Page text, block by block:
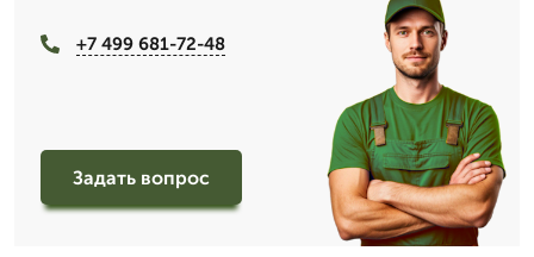
+7 499 681-72-48
Задать вопрос